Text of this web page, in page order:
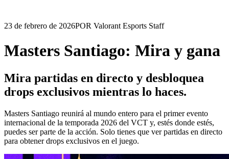
23 de febrero de 2026POR Valorant Esports Staff
Masters Santiago: Mira y gana
Mira partidas en directo y desbloquea
drops exclusivos mientras lo haces.
Masters Santiago reunirá al mundo entero para el primer evento
internacional de la temporada 2026 del VCT y, estés donde estés,
puedes ser parte de la acción. Solo tienes que ver partidas en directo
para obtener drops exclusivos en el juego.